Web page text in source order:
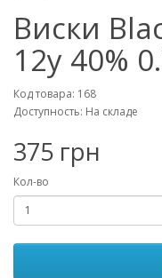
Виски
12y 40%
Код товара: 168
Доступность: На складе
375 грн
Кол-во